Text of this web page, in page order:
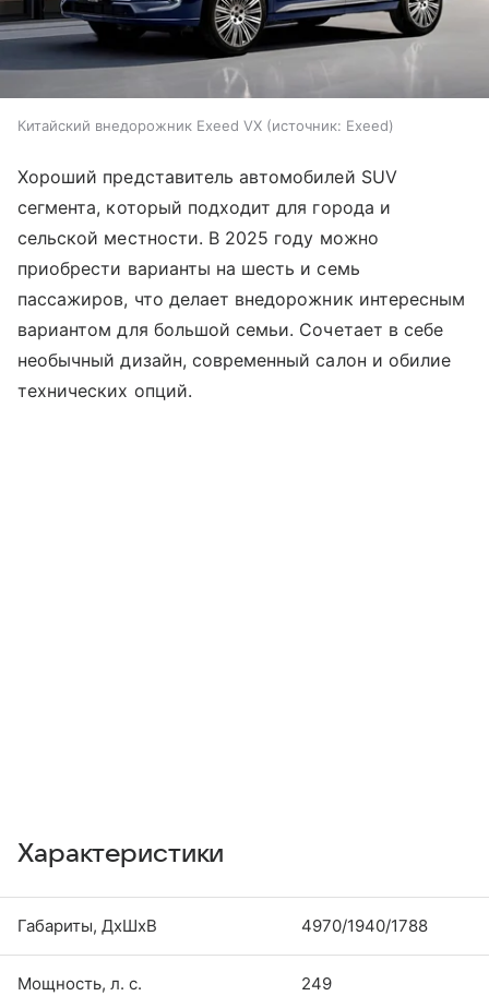
Китайский внедорожник Exeed VX источник: Exeed
Хороший представитель автомобилей SUV
сегмента, который подходит для города и
сельской местности. В 2025 году можно
приобрести варианты на шесть и семь
пассажиров, что делает внедорожник интересным
вариантом для большой семьи. Сочетает в себе
необычный дизайн, современный салон и обилие
технических опций.
Характеристики
Габариты, ДхШхВ 4970/1940/1788
Мощность, л. с. 249